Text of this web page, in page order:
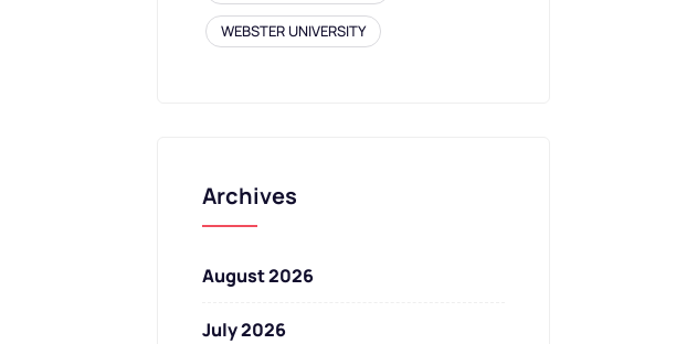
WEBSTER UNIVERSITY
Archives
August 2026
July 2026